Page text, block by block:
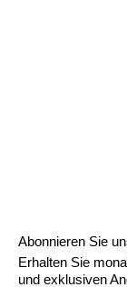
Abonnieren Sie
Erhalten Sie
und exklusiven